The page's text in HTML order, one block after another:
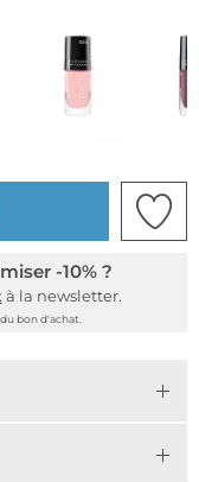
-10% ?
à la newsletter.
bon d'achat.